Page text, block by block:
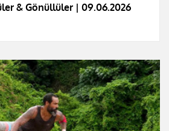
& Gönüllüler | 09.06.2026